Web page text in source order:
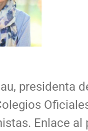
presidenta
Enlace al